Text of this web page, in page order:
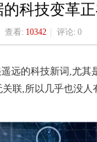
科技变革正
查看: 10342 评论: 0
远的科技新词,尤其
联,所以几乎也没人